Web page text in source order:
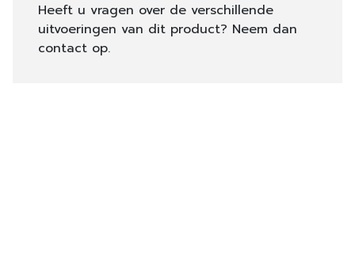
Heeft u vragen over de verschillende
uitvoeringen van dit product? Neem dan
contact op.